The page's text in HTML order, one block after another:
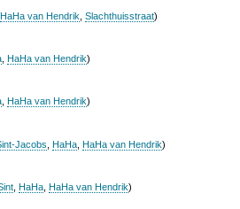
HaHa van Hendrik Slachthuisstraat)
HaHa van Hendrik)
, HaHa van Hendrik)
Jacobs HaHa HaHa van Hendrik)
, HaHa, HaHa van Hendrik)